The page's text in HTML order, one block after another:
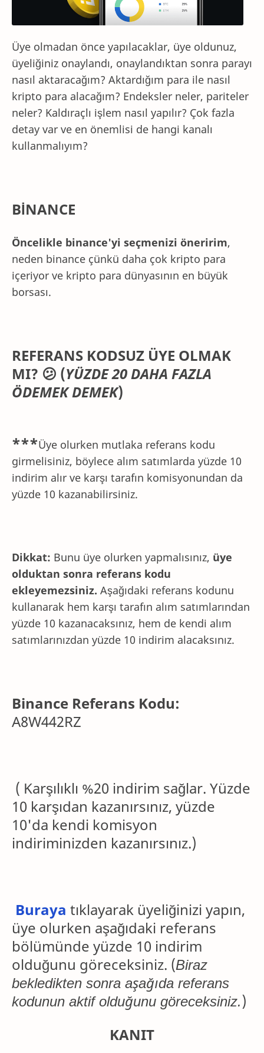
Üye olmadan önce yapılacaklar, üye oldunuz,
üyeliğiniz onaylandı, onaylandıktan sonra parayı
nasıl aktaracağım? Aktardığım para ile nasıl
kripto para alacağım? Endeksler neler, pariteler
neler? Kaldıraçlı işlem nasıl yapılır? Çok fazla
detay var ve en önemlisi de hangi kanalı
kullanmalıyım?
BİNANCE
Öncelikle binance'yi seçmenizi öneririm,
neden binance çünkü daha çok kripto para
içeriyor ve kripto para dünyasının en büyük
borsası.
REFERANS KODSUZ ÜYE OLMAK
MI? 😕 (YÜZDE 20 DAHA FAZLA
ÖDEMEK DEMEK)
***Üye olurken mutlaka referans kodu
girmelisiniz, böylece alım satımlarda yüzde 10
indirim alır ve karşı tarafın komisyonundan da
yüzde 10 kazanabilirsiniz.
Dikkat: Bunu üye olurken yapmalısınız, üye
olduktan sonra referans kodu
ekleyemezsiniz. Aşağıdaki referans kodunu
kullanarak hem karşı tarafın alım satımlarından
yüzde 10 kazanacaksınız, hem de kendi alım
satımlarınızdan yüzde 10 indirim alacaksınız.
Binance Referans Kodu:
A8W442RZ
( Karşılıklı %20 indirim sağlar. Yüzde
10 karşıdan kazanırsınız, yüzde
10'da kendi komisyon
indiriminizden kazanırsınız.)
Buraya tıklayarak üyeliğinizi yapın,
üye olurken aşağıdaki referans
bölümünde yüzde 10 indirim
olduğunu göreceksiniz. (Biraz
bekledikten sonra aşağıda referans
kodunun aktif olduğunu göreceksiniz.)
KANIT